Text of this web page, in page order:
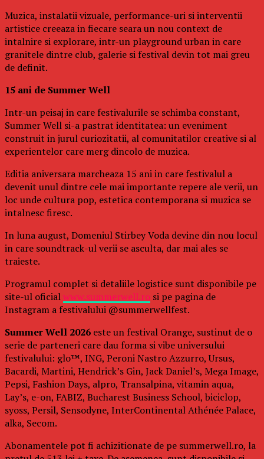
Muzica, instalatii vizuale, performance-uri si interventii
artistice creeaza in fiecare seara un nou context de
intalnire si explorare, intr-un playground urban in care
granitele dintre club, galerie si festival devin tot mai greu
de definit.
15 ani de Summer Well
Intr-un peisaj in care festivalurile se schimba constant,
Summer Well si-a pastrat identitatea: un eveniment
construit in jurul curiozitatii, al comunitatilor creative si al
experientelor care merg dincolo de muzica.
Editia aniversara marcheaza 15 ani in care festivalul a
devenit unul dintre cele mai importante repere ale verii, un
loc unde cultura pop, estetica contemporana si muzica se
intalnesc firesc.
In luna august, Domeniul Stirbey Voda devine din nou locul
in care soundtrack-ul verii se asculta, dar mai ales se
traieste.
Programul complet si detaliile logistice sunt disponibile pe
site-ul oficialwww.summerwell.ro si pe pagina de
Instagram a festivalului @summerwellfest.
Summer Well 2026 este un festival Orange, sustinut de o
serie de parteneri care dau forma si vibe universului
festivalului: glo™, ING, Peroni Nastro Azzurro, Ursus,
Bacardi, Martini, Hendrick’s Gin, Jack Daniel’s, Mega Image,
Pepsi, Fashion Days, alpro, Transalpina, vitamin aqua,
Lay’s, e-on, FABIZ, Bucharest Business School, biciclop,
syoss, Persil, Sensodyne, InterContinental Athénée Palace,
alka, Secom.
Abonamentele pot fi achizitionate de pe summerwell.ro, la